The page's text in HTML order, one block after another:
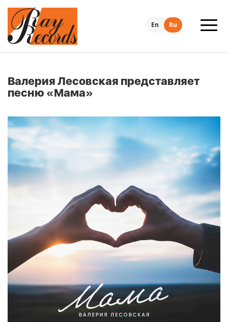
En Ru
Валерия Лесовская представляет
песню «Мама»